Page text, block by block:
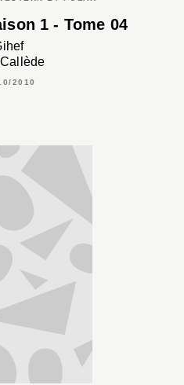
1 - Tome 04
2010